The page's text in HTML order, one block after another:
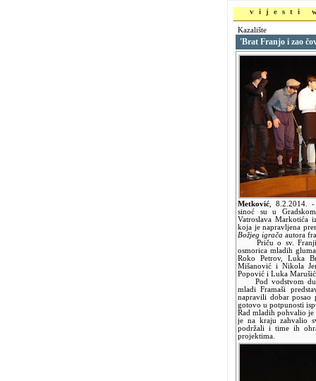
vijesti
Kazalište
'Brat Franjo i zao
Metković 8.2.2014. -
sinoć su u
Vatroslava Markotića
koja je napravljena
Božjeg igrača autora
Priču o sv. Franji,
osmorica mladih
Roko Petrov, Luka
Mišanović i Nikola
Popović i Luka
Pod vodstvom
mladi Framaši
napravili dobar posao
gotovo u potpunosti
Rad mladih pohvalio
je na kraju zahvalio
podržali i time ih
projektima.